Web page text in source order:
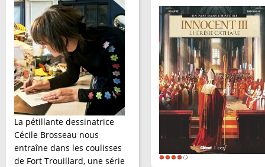
La pétillante dessinatrice
Cécile Brosseau nous
entraîne dans les coulisses
de Fort Trouillard, une série